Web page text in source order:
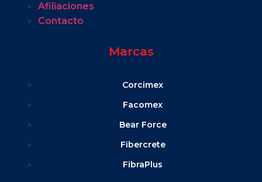
Afiliaciones
Contacto
Marcas
Corcimex
Facomex
Bear Force
Fibercrete
FibraPlus